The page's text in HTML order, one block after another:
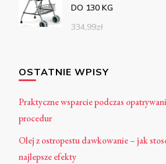
DO 130 KG
334,99zł
OSTATNIE WPISY
Praktyczne wsparcie podczas
procedur
Olej z ostropestu dawkowanie – jak
najlepsze efekty